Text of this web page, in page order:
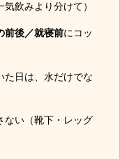
気飲みより分けて）
前後／就寝前にコッ
た日は、水だけでな
ない（靴下・レッグ